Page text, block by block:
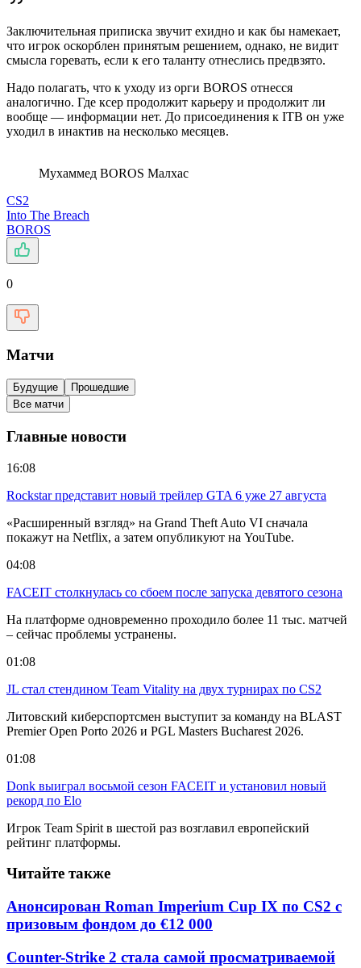
Заключительная приписка звучит ехидно и как бы намекает,
что игрок оскорблен принятым решением, однако, не видит
смысла горевать, если к его таланту отнеслись предвзято.
Надо полагать, что к уходу из орги BOROS отнесся
аналогично. Где ксер продолжит карьеру и продолжит ли
вообще — информации нет. До присоединения к ITB он уже
уходил в инактив на несколько месяцев.
Мухаммед BOROS Малхас
CS2
Into The Breach
BOROS
0
Матчи
Будущие
Прошедшие
Все матчи
Главные новости
16:08
Rockstar представит новый трейлер GTA 6 уже 27 августа
«Расширенный взгляд» на Grand Theft Auto VI сначала
покажут на Netflix, а затем опубликуют на YouTube.
04:08
FACEIT столкнулась со сбоем после запуска девятого сезона
На платформе одновременно проходило более 11 тыс. матчей
– сейчас проблемы устранены.
01:08
JL стал стендином Team Vitality на двух турнирах по CS2
Литовский киберспортсмен выступит за команду на BLAST
Premier Open Porto 2026 и PGL Masters Bucharest 2026.
01:08
Donk выиграл восьмой сезон FACEIT и установил новый
рекорд по Elo
Игрок Team Spirit в шестой раз возглавил европейский
рейтинг платформы.
Читайте также
Анонсирован Roman Imperium Cup IX по CS2 с
призовым фондом до €12 000
Counter-Strike 2 стала самой просматриваемой